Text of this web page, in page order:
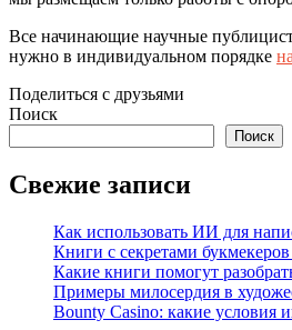
Все начинающие научные
нужно в индивидуальном порядке
Поделиться с друзьями
Поиск
Поиск
Свежие записи
Как использовать ИИ для
Книги с секретами
Какие книги помогут
Примеры милосердия в
Bounty Casino: какие условия